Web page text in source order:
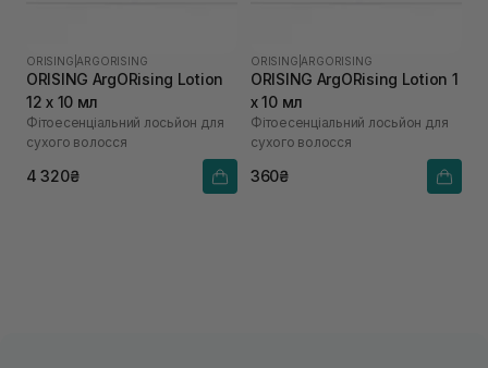
ORISING ARGORISING
ORISING ArgORising Lotion
12 х 10 мл
Фітоесенціальний лосьйон для
сухого волосся
4 320₴
ORISING ARGORISING
ORISING ArgORising Lotion 1
х 10 мл
Фітоесенціальний лосьйон для
сухого волосся
360₴